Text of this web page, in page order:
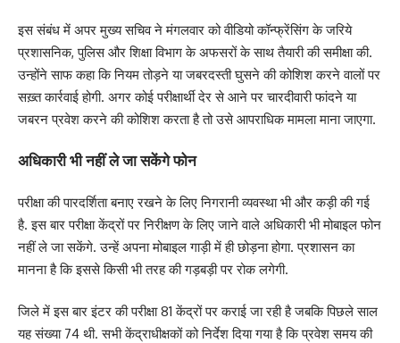
इस संबंध में अपर मुख्य सचिव ने मंगलवार को वीडियो कॉन्फ्रेंसिंग के जरिये
प्रशासनिक, पुलिस और शिक्षा विभाग के अफसरों के साथ तैयारी की समीक्षा की.
उन्होंने साफ कहा कि नियम तोड़ने या जबरदस्ती घुसने की कोशिश करने वालों पर
सख़्त कार्रवाई होगी. अगर कोई परीक्षार्थी देर से आने पर चारदीवारी फांदने या
जबरन प्रवेश करने की कोशिश करता है तो उसे आपराधिक मामला माना जाएगा.
अधिकारी भी नहीं ले जा सकेंगे फोन
परीक्षा की पारदर्शिता बनाए रखने के लिए निगरानी व्यवस्था भी और कड़ी की गई
है. इस बार परीक्षा केंद्रों पर निरीक्षण के लिए जाने वाले अधिकारी भी मोबाइल फोन
नहीं ले जा सकेंगे. उन्हें अपना मोबाइल गाड़ी में ही छोड़ना होगा. प्रशासन का
मानना है कि इससे किसी भी तरह की गड़बड़ी पर रोक लगेगी.
जिले में इस बार इंटर की परीक्षा 81 केंद्रों पर कराई जा रही है जबकि पिछले साल
यह संख्या 74 थी. सभी केंद्राधीक्षकों को निर्देश दिया गया है कि प्रवेश समय की